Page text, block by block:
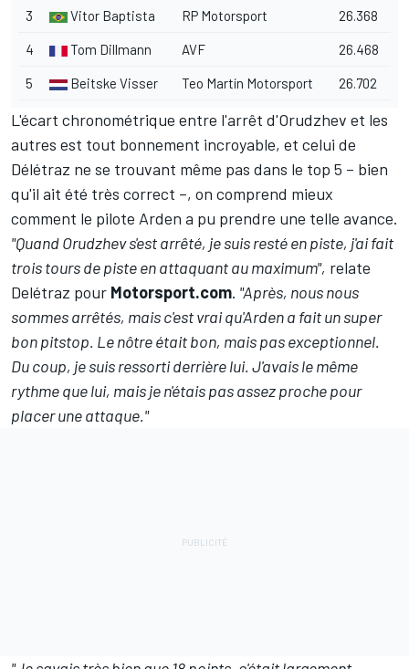
3 Vitor Baptista RP Motorsport 26.368
4 Tom Dillmann AVF 26.468
5 Beitske Visser Teo Martín Motorsport 26.702
L'écart chronométrique entre l'arrêt d'Orudzhev et les
autres est tout bonnement incroyable, et celui de
Délétraz ne se trouvant même pas dans le top 5 – bien
qu'il ait été très correct –, on comprend mieux
comment le pilote Arden a pu prendre une telle avance.
"Quand Orudzhev s'est arrêté, je suis resté en piste, j'ai fait
trois tours de piste en attaquant au maximum", relate
Delétraz pour Motorsport.com. "Après, nous nous
sommes arrêtés, mais c'est vrai qu'Arden a fait un super
bon pitstop. Le nôtre était bon, mais pas exceptionnel.
Du coup, je suis ressorti derrière lui. J'avais le même
rythme que lui, mais je n'étais pas assez proche pour
placer une attaque."